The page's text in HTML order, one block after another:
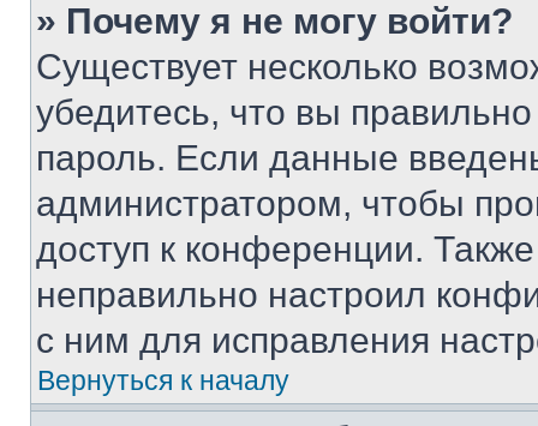
» Почему я не могу войти?
Существует несколько
убедитесь, что вы
пароль. Если данные
администратором, чтобы
доступ к конференции.
неправильно настроил
с ним для исправления
Вернуться к началу